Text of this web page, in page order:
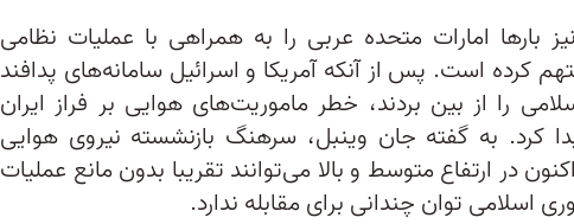
بارها امارات متحده عربی را به همراهی با عملیات نظامی
کرده است. پس از آنکه آمریکا و اسرائیل سامانه‌های پدافند
را از بین بردند، خطر ماموریت‌های هوایی بر فراز ایران
کرد. به گفته جان وینبل، سرهنگ بازنشسته نیروی هوایی
در ارتفاع متوسط و بالا می‌توانند تقریبا بدون مانع عملیات
اسلامی توان چندانی برای مقابله ندارد.